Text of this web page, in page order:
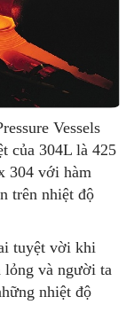
Vessels
của 304L là 425
304 với hàm
trên nhiệt độ
tuyệt vời khi
lỏng và người ta
nhiệt độ